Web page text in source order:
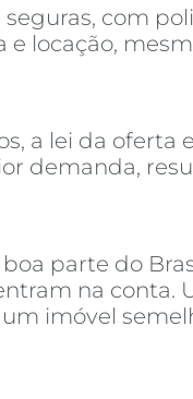
seguras, com
locação,
a lei da oferta
demanda,
parte do
na conta.
imóvel